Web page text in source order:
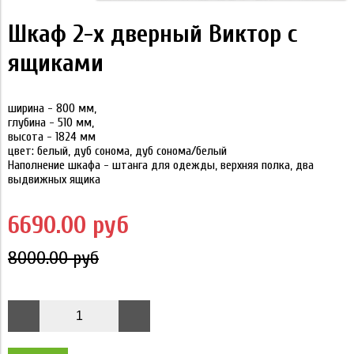
Шкаф 2-х дверный Виктор с
ящиками
ширина - 800 мм,
глубина - 510 мм,
высота - 1824 мм
цвет: белый, дуб сонома, дуб сонома/белый
Наполнение шкафа - штанга для одежды, верхняя полка, два
выдвижных ящика
6690.00 руб
8000.00 руб